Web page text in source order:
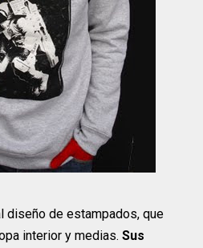
diseño de estampados, que
interior y medias.Sus